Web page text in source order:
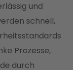
und
schnell,
Prozesse,
durch